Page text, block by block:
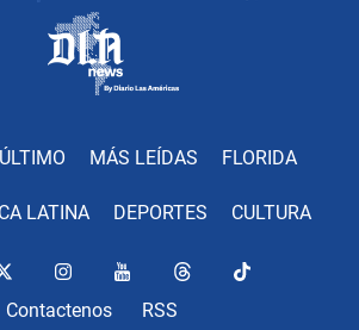
MÁS LEÍDAS FLORIDA
LATINA DEPORTES CULTURA
Contactenos RSS